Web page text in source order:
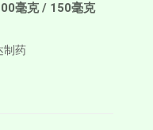
毫克 / 150毫克
制药